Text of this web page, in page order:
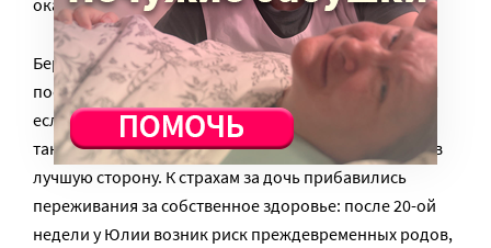
оказывается важно именно это.
Беременность у Юлии проходила тяжело. Каждое
последующее УЗИ выявляло у ребенка ухудшения. И
если сначала выявленные патологии казались не
такими страшными, то затем прогноз изменился не в
лучшую сторону. К страхам за дочь прибавились
переживания за собственное здоровье: после 20-ой
недели у Юлии возник риск преждевременных родов,